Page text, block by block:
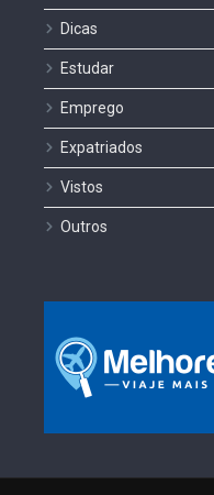
Dicas
Estudar
Emprego
Expatriados
Vistos
Outros